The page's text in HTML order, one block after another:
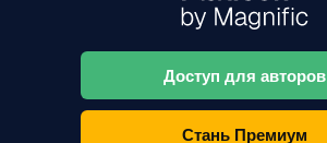
Доступ для авторов
Стань Премиум